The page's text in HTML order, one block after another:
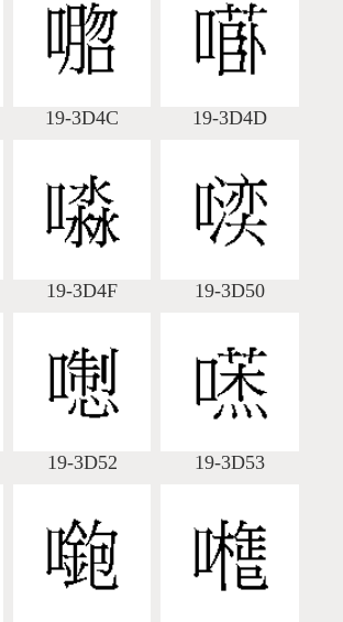
19-3D4C 19-3D4D
19-3D4F 19-3D50
19-3D52 19-3D53